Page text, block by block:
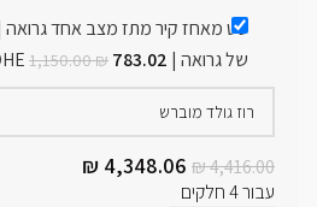
של גרואה | GROHE
1,150.00₪ 783.02
4,416.00
₪
4,348.06
₪
עבור 4 חלקים